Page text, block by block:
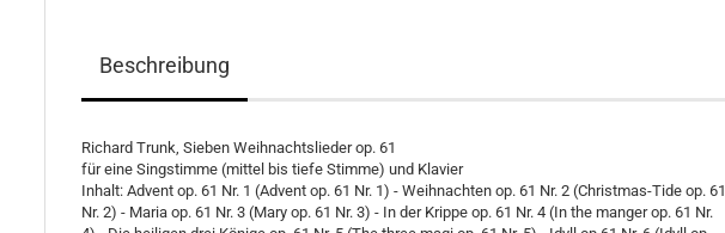
Beschreibung
Richard Trunk, Sieben Weihnachtslieder op. 61
für eine Singstimme (mittel bis tiefe Stimme) und Klavier
Inhalt: Advent op. 61 Nr. 1 (Advent op. 61 Nr. 1) - Weihnachten op. 61 Nr. 2 (Christmas-Tide op. 61
Nr. 2) - Maria op. 61 Nr. 3 (Mary op. 61 Nr. 3) - In der Krippe op. 61 Nr. 4 (In the manger op. 61 Nr.